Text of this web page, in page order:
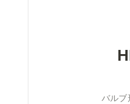
バルブ